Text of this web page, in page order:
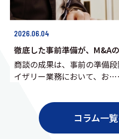
2026.06.04
徹底した事前準備が、M&A
商談の成果は、事前の準備
イザリー業務において、お
コラム一